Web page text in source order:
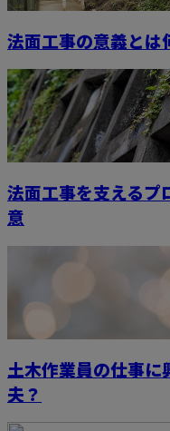
法面工事の意義とは
法面工事を支えるプ
意
土木作業員の仕事に
夫？